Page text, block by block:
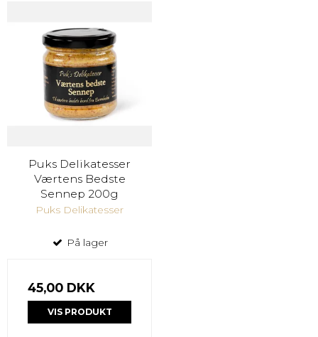
Puks Delikatesser
Værtens Bedste
Sennep 200g
Puks Delikatesser
På lager
45,00 DKK
VIS PRODUKT